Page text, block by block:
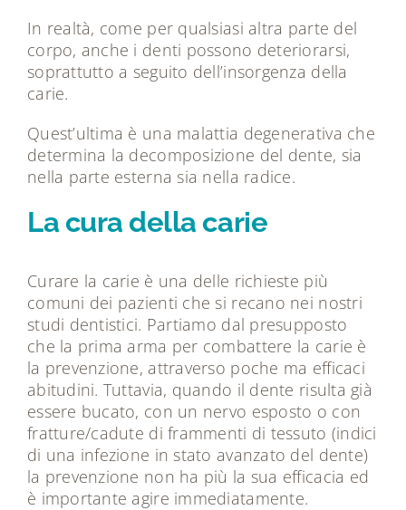
In realtà, come per qualsiasi altra parte del
corpo, anche i denti possono deteriorarsi,
soprattutto a seguito dell’insorgenza della
carie.
Quest’ultima è una malattia degenerativa che
determina la decomposizione del dente, sia
nella parte esterna sia nella radice.
La cura della carie
Curare la carie è una delle richieste più
comuni dei pazienti che si recano nei nostri
studi dentistici. Partiamo dal presupposto
che la prima arma per combattere la carie è
la prevenzione, attraverso poche ma efficaci
abitudini. Tuttavia, quando il dente risulta già
essere bucato, con un nervo esposto o con
fratture/cadute di frammenti di tessuto (indici
di una infezione in stato avanzato del dente)
la prevenzione non ha più la sua efficacia ed
è importante agire immediatamente.